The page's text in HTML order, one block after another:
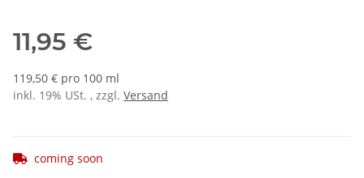
11,95 €
119,50 € pro 100 ml
inkl. 19% USt. , zzgl. Versand
coming soon